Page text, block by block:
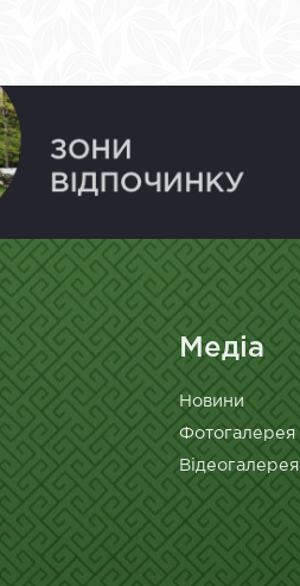
Медіа
Новини
Фотогалерея
Відеогалерея